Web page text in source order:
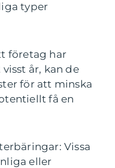
typer
företag har
år, kan de
för att minska
få en
Vissa
eller